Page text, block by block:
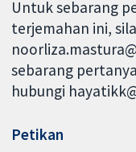
Untuk sebarang
terjemahan ini,
sebarang
hubungi
Petikan